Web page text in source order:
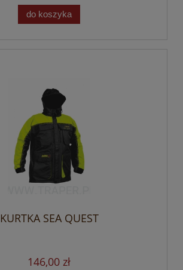
do koszyka
KURTKA SEA QUEST
146,00 zł